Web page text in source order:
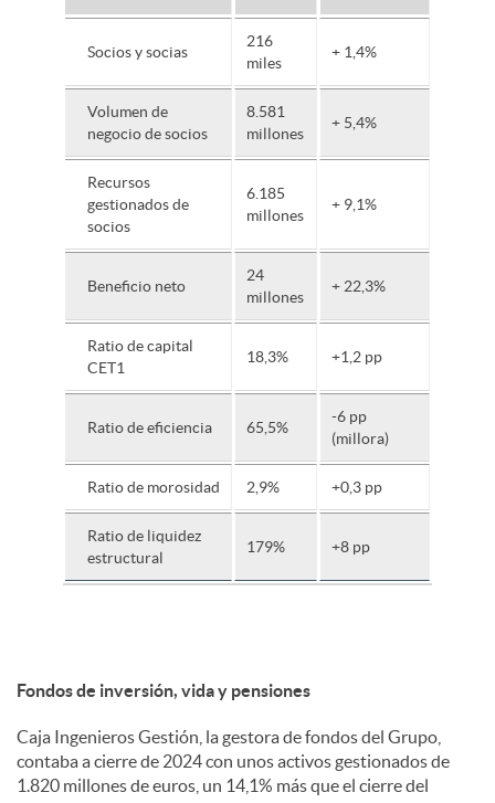
Socios y socias
216
miles
+ 1,4%
Volumen de
negocio de socios
8.581
millones
+ 5,4%
Recursos
gestionados de
socios
6.185
millones
+ 9,1%
Beneficio neto
24
millones
+ 22,3%
Ratio de capital
CET1
18,3% +1,2 pp
Ratio de eficiencia 65,5%
-6 pp
(millora)
Ratio de morosidad 2,9% +0,3 pp
Ratio de liquidez
estructural
179% +8 pp
Fondos de inversión, vida y pensiones
Caja Ingenieros Gestión, la gestora de fondos del Grupo,
contaba a cierre de 2024 con unos activos gestionados de
1.820 millones de euros, un 14,1% más que el cierre del